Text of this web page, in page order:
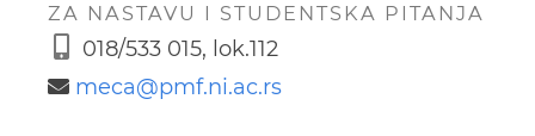
ZA NASTAVU I STUDENTSKA PITANJA
018/533 015, lok.112
meca@pmf.ni.ac.rs